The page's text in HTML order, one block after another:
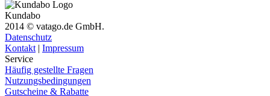
Kundabo
2014 © vatago.de GmbH.
Datenschutz
Kontakt | Impressum
Service
Häufig gestellte Fragen
Nutzungsbedingungen
Gutscheine & Rabatte